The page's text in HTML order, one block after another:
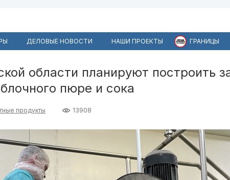
ДЕЛОВЫЕ НОВОСТИ НАШИ ПРОЕКТЫ ГРАНИЦЫ
области планируют построить
пюре и сока
продукты 13908